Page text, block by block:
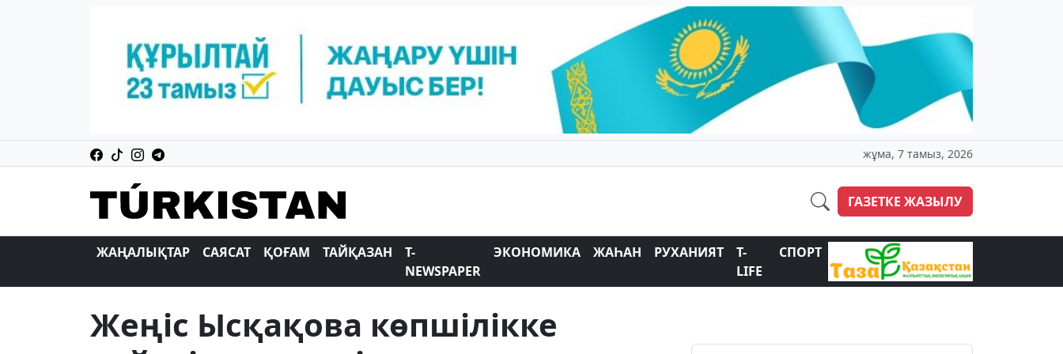
жұма, 7 тамыз, 2026
ГАЗЕТКЕ ЖАЗЫЛУ
ЖАҢАЛЫҚТАР САЯСАТ ҚОҒАМ ТАЙҚАЗАН
T-
NEWSPAPER
ЭКОНОМИКА ЖАҺАН РУХАНИЯТ
T-
LIFE
СПОРТ
Жеңіс Ысқақова көпшілікке